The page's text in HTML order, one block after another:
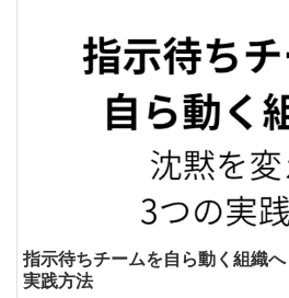
指示待ちチームを自ら動く組織
実践方法